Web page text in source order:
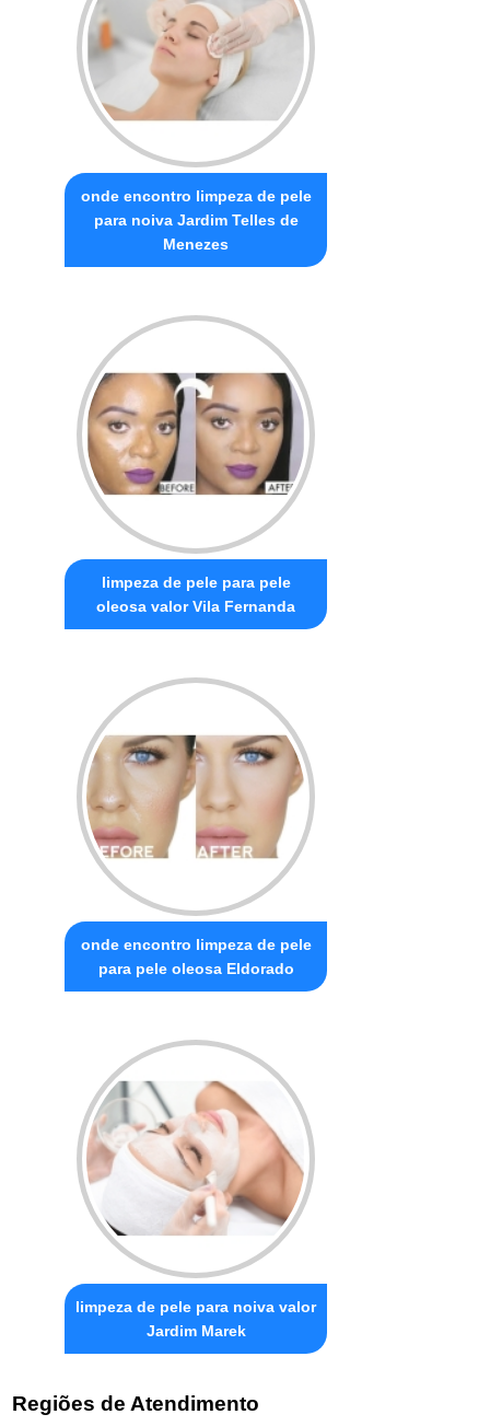
onde encontro limpeza de pele
para noiva Jardim Telles de
Menezes
limpeza de pele para pele
oleosa valor Vila Fernanda
onde encontro limpeza de pele
para pele oleosa Eldorado
limpeza de pele para noiva valor
Jardim Marek
Regiões de Atendimento